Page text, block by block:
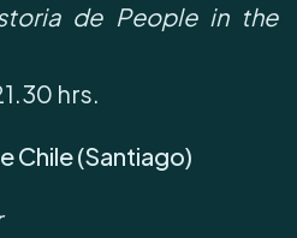
de People in the
hrs.
Chile (Santiago)